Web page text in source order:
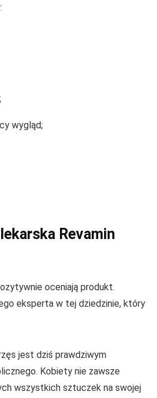
wygląd;
Revamin
oceniają produkt.
eksperta w tej dziedzinie, który
jest dziś prawdziwym
Kobiety nie zawsze
wszystkich sztuczek na swojej